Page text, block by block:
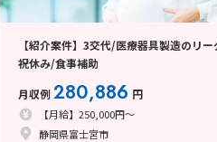
【紹介案件】3交代/医療器具製造のリ
祝休み/食事補助
月収例280,886 円
【月給】250,000円～
静岡県富士宮市